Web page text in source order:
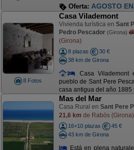
Oferta: AGOSTO
8 Fotos
Casa Vilademont
Vivienda turística en Sant
Pedro Pescador (Girona)
(Girona)
8 plazas
30 €
38 km de Girona
Casa Vilademont
pueblo de Sant Pere
casa antigua del año 1885
Mas del Mar
Casa Rural en Sant Pere
21,6 km de Rabós (Girona)
16+10 plazas
45 €
43 km de Girona
Está en plena